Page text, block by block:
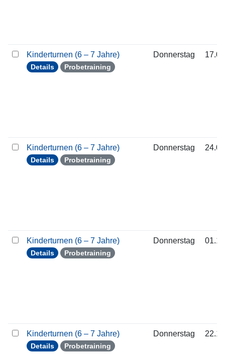
Kinderturnen (6 – 7 Jahre)
Details Probetraining
Donnerstag
Kinderturnen (6 – 7 Jahre)
Details Probetraining
Donnerstag
Kinderturnen (6 – 7 Jahre)
Details Probetraining
Donnerstag
Kinderturnen (6 – 7 Jahre)
Details Probetraining
Donnerstag